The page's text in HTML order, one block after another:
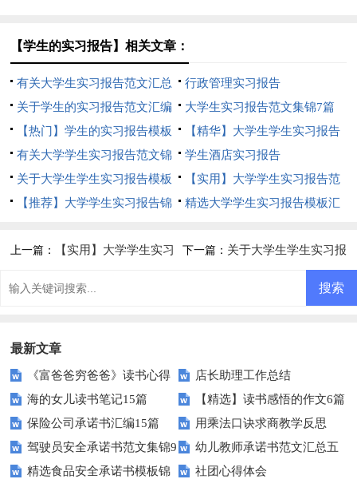
【学生的实习报告】相关文章：
有关大学生实习报告范文汇总
10篇
行政管理实习报告
关于学生的实习报告范文汇编
8篇
大学生实习报告范文集锦7篇
【热门】学生的实习报告模板
合集九篇
【精华】大学生学生实习报告
范文锦集七篇
有关大学学生实习报告范文锦
集5篇
学生酒店实习报告
关于大学生学生实习报告模板
汇编五篇
【实用】大学学生实习报告范
文锦集七篇
【推荐】大学学生实习报告锦
精选大学学生实习报告模板汇
上一篇： 【实用】大学学生实习 下一篇： 关于大学生学生实习报
最新文章
《富爸爸穷爸爸》读书心得
店长助理工作总结
海的女儿读书笔记15篇
【精选】读书感悟的作文6篇
保险公司承诺书汇编15篇
用乘法口诀求商教学反思
驾驶员安全承诺书范文集锦9
篇
幼儿教师承诺书范文汇总五
篇
精选食品安全承诺书模板锦
社团心得体会